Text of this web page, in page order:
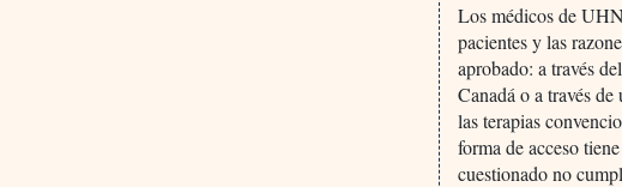
Los médicos de
pacientes y las
aprobado: a través
Canadá o a través
las terapias
forma de acceso
cuestionado no